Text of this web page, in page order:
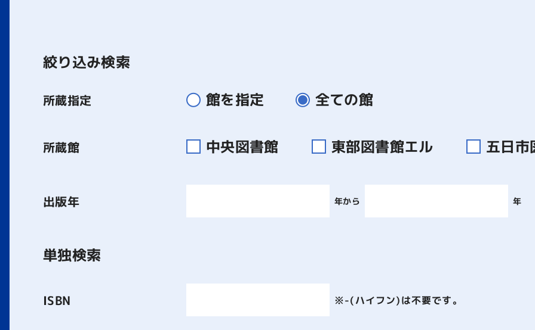
絞り込み検索
所蔵指定 館を指定 全ての館
所蔵館 中央図書館 東部図書館エル 五日
出版年 年から 年
単独検索
ISBN ※-(ハイフン)は不要です。